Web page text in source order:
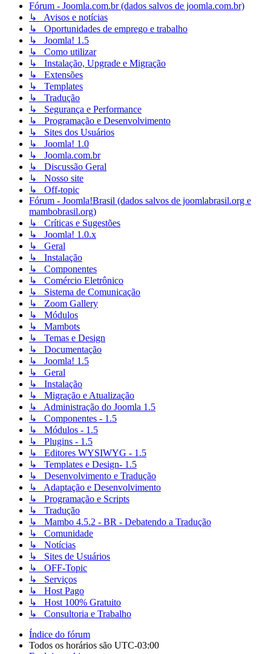
Fórum - Joomla.com.br (dados salvos de joomla.com.br)
↳ Avisos e notícias
↳ Oportunidades de emprego e trabalho
↳ Joomla! 1.5
↳ Como utilizar
↳ Instalação, Upgrade e Migração
↳ Extensões
↳ Templates
↳ Tradução
↳ Segurança e Performance
↳ Programação e Desenvolvimento
↳ Sites dos Usuários
↳ Joomla! 1.0
↳ Joomla.com.br
↳ Discussão Geral
↳ Nosso site
↳ Off-topic
Fórum - Joomla!Brasil (dados salvos de joomlabrasil.org e
mambobrasil.org)
↳ Críticas e Sugestões
↳ Joomla! 1.0.x
↳ Geral
↳ Instalação
↳ Componentes
↳ Comércio Eletrônico
↳ Sistema de Comunicação
↳ Zoom Gallery
↳ Módulos
↳ Mambots
↳ Temas e Design
↳ Documentação
↳ Joomla! 1.5
↳ Geral
↳ Instalação
↳ Migração e Atualização
↳ Administração do Joomla 1.5
↳ Componentes - 1.5
↳ Módulos - 1.5
↳ Plugins - 1.5
↳ Editores WYSIWYG - 1.5
↳ Templates e Design- 1.5
↳ Desenvolvimento e Tradução
↳ Adaptação e Desenvolvimento
↳ Programação e Scripts
↳ Tradução
↳ Mambo 4.5.2 - BR - Debatendo a Tradução
↳ Comunidade
↳ Notícias
↳ Sites de Usuários
↳ OFF-Topic
↳ Serviços
↳ Host Pago
↳ Host 100% Gratuito
↳ Consultoria e Trabalho
Índice do fórum
Todos os horários são UTC-03:00